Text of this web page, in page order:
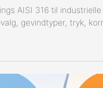
AISI 316 til
gevindtyper, tryk,